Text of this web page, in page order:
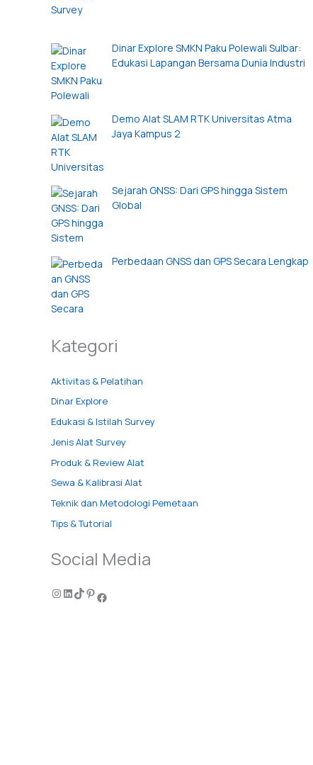
Dinar Explore SMKN Paku Polewali Sulbar:
Edukasi Lapangan Bersama Dunia Industri
Demo Alat SLAM RTK Universitas Atma
Jaya Kampus 2
Sejarah GNSS: Dari GPS hingga Sistem
Global
Perbedaan GNSS dan GPS Secara Lengkap
Kategori
Aktivitas & Pelatihan
Dinar Explore
Edukasi & Istilah Survey
Jenis Alat Survey
Produk & Review Alat
Sewa & Kalibrasi Alat
Teknik dan Metodologi Pemetaan
Tips & Tutorial
Social Media